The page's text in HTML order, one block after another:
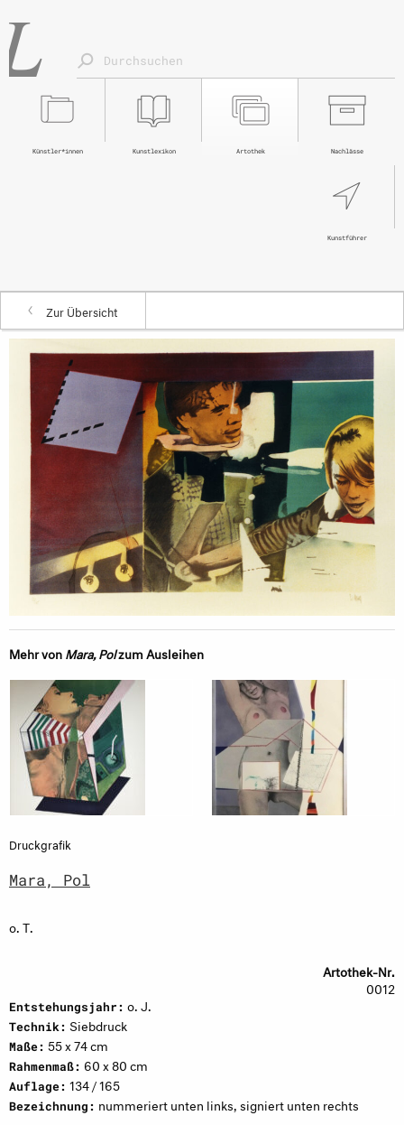
Nachlässe
Artothek
Kunstlexikon
Künstler*innen
Kunstführer
Zur Übersicht
Mehr vonMara, Polzum Ausleihen
Druckgrafik
Mara, Pol
o. T.
Artothek-Nr.
0012
Entstehungsjahr: o. J.
Technik: Siebdruck
Maße: 55 x 74 cm
Rahmenmaß: 60 x 80 cm
Auflage: 134 / 165
Bezeichnung: nummeriert unten links, signiert unten rechts